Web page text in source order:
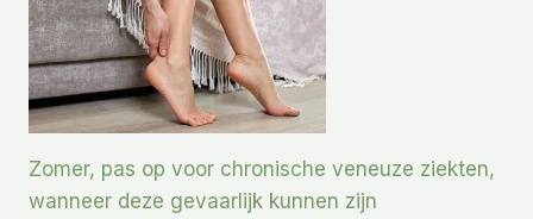
Zomer, pas op voor chronische veneuze ziekten,
wanneer deze gevaarlijk kunnen zijn